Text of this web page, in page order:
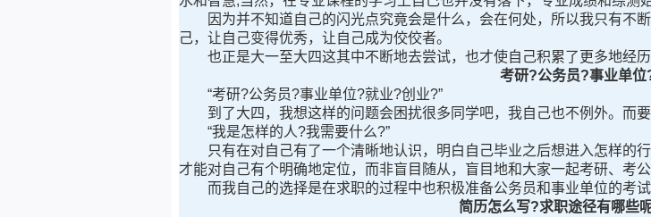
因为并不知道自己的闪光点究竟会是什么，会在何处，所以我只有不
己，让自己变得优秀，让自己成为佼佼者。
也正是大一至大四这其中不断地去尝试，也才使自己积累了更多地经历
考研?公务员?事业单
“考研?公务员?事业单位?就业?创业?”
到了大四，我想这样的问题会困扰很多同学吧，我自己也不例外。而要
“我是怎样的人?我需要什么?”
只有在对自己有了一个清晰地认识，明白自己毕业之后想进入怎样的行
才能对自己有个明确地定位，而非盲目随从，盲目地和大家一起考研、考公
而我自己的选择是在求职的过程中也积极准备公务员和事业单位的考试
简历怎么写?求职途径有哪些